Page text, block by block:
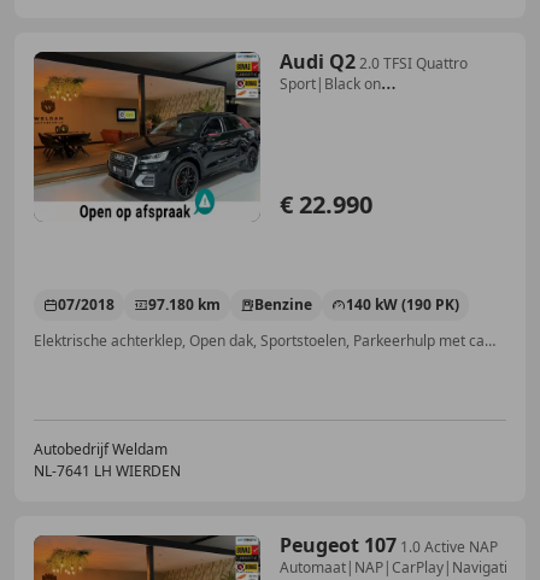
Audi Q22.0 TFSI Quattro
Sport|Black on
€ 22.990
07/2018 97.180 km Benzine
140 kW (190 PK)
Elektrische achterklep, Open dak, Sportstoelen, Parkeerhulp met camera, Geheel digitaal combi-instrument, Getinte ramen, Inductieladen voor smartphones, Panorama dak
Autobedrijf Weldam
NL-7641 LH WIERDEN
Peugeot 107 1.0 Active NAP